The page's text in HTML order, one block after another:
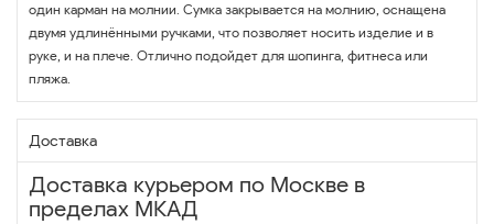
один карман на молнии. Сумка закрывается на молнию, оснащена
двумя удлинёнными ручками, что позволяет носить изделие и в
руке, и на плече. Отлично подойдет для шопинга, фитнеса или
пляжа.
Доставка
Доставка курьером по Москве в
пределах МКАД